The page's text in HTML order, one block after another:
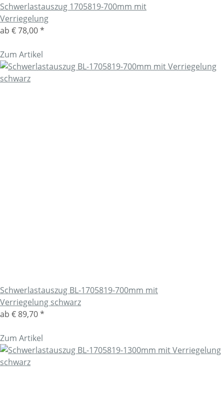
Schwerlastauszug 1705819-700mm mit
Verriegelung
ab € 78,00*
Zum Artikel
Schwerlastauszug BL-1705819-700mm mit
Verriegelung schwarz
ab € 89,70*
Zum Artikel